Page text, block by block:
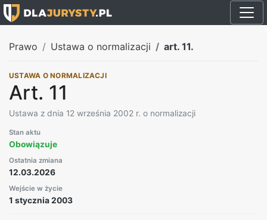
Prawo Ustawa o normalizacji art. 11.
USTAWA O NORMALIZACJI
Art. 11
Ustawa z dnia 12 września 2002 r. o normalizacji
Stan aktu
Obowiązuje
Ostatnia zmiana
12.03.2026
Wejście w życie
1 stycznia 2003